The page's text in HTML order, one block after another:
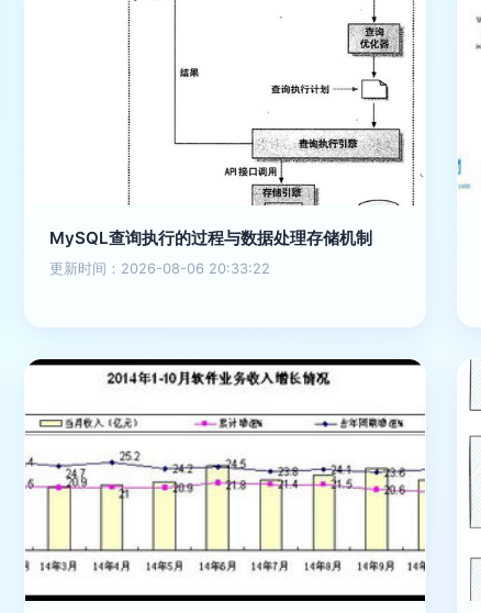
MySQL查询执行的过程与数据处理存储机制
更新时间：2026-08-06 20:33:22